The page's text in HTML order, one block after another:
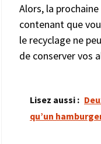
Alors, la
contenant que
le recyclage ne
de conserver vos
Lisez aussi :
qu’un